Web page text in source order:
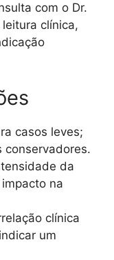
com o Dr.
clínica,
casos leves;
conservadores.
da
na
clínica
um